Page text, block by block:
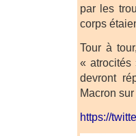
par les
corps
Tour à
« atrocités
devront
Macron sur
https://